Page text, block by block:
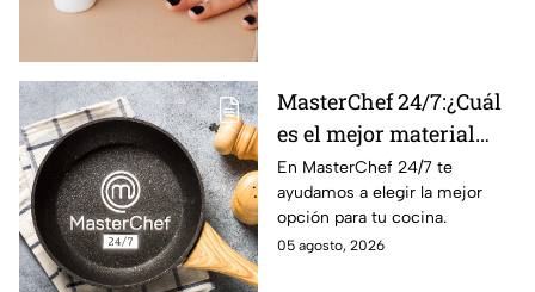
MasterChef 24/7:¿Cuál
es el mejor material
para una sartén?
En MasterChef 24/7 te
ayudamos a elegir la mejor
opción para tu cocina.
05 agosto, 2026